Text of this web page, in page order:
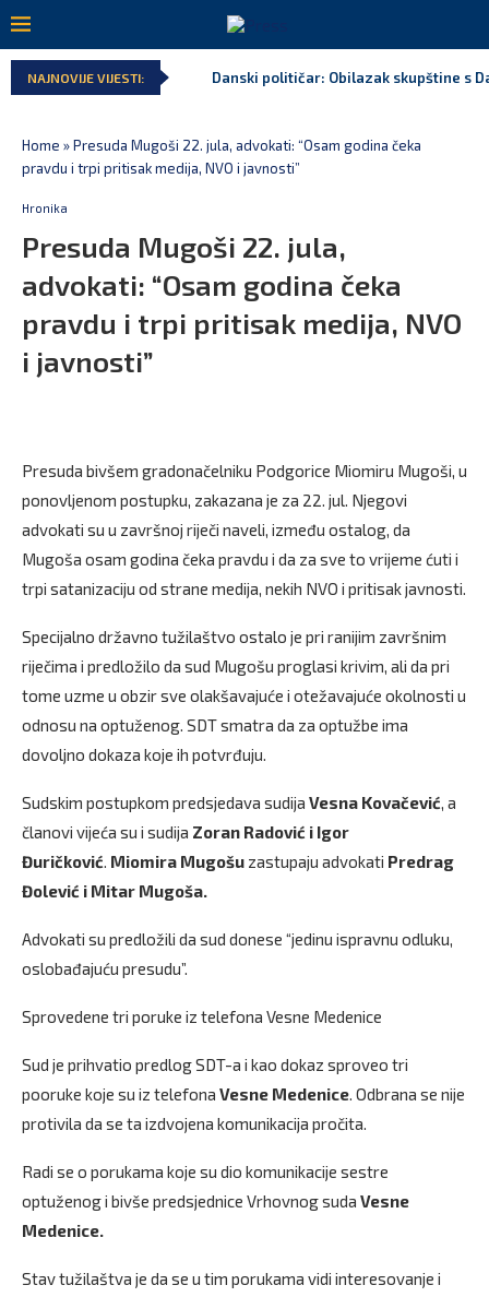
NAJNOVIJE VIJESTI: Danski političar: Obilazak skupštine s
Home »Presuda Mugoši 22. jula, advokati: “Osam godina čeka
pravdu i trpi pritisak medija, NVO i javnosti”
Hronika
Presuda Mugoši 22. jula,
advokati: “Osam godina čeka
pravdu i trpi pritisak medija, NVO
i javnosti”
Presuda bivšem gradonačelniku Podgorice Miomiru Mugoši, u
ponovljenom postupku, zakazana je za 22. jul. Njegovi
advokati su u završnoj riječi naveli, između ostalog, da
Mugoša osam godina čeka pravdu i da za sve to vrijeme ćuti i
trpi satanizaciju od strane medija, nekih NVO i pritisak javnosti.
Specijalno državno tužilaštvo ostalo je pri ranijim završnim
riječima i predložilo da sud Mugošu proglasi krivim, ali da pri
tome uzme u obzir sve olakšavajuće i otežavajuće okolnosti u
odnosu na optuženog. SDT smatra da za optužbe ima
dovoljno dokaza koje ih potvrđuju.
Sudskim postupkom predsjedava sudija Vesna Kovačević, a
članovi vijeća su i sudija Zoran Radović i Igor
Đuričković. Miomira Mugošu zastupaju advokati Predrag
Đolević i Mitar Mugoša.
Advokati su predložili da sud donese “jedinu ispravnu odluku,
oslobađajuću presudu”.
Sprovedene tri poruke iz telefona Vesne Medenice
Sud je prihvatio predlog SDT-a i kao dokaz sproveo tri
pooruke koje su iz telefona Vesne Medenice. Odbrana se nije
protivila da se ta izdvojena komunikacija pročita.
Radi se o porukama koje su dio komunikacije sestre
optuženog i bivše predsjednice Vrhovnog suda Vesne
Medenice.
Stav tužilaštva je da se u tim porukama vidi interesovanje i